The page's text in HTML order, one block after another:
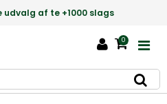
399,-
0